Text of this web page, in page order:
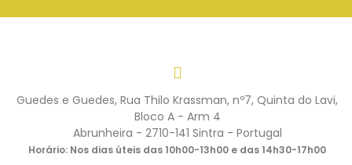
Guedes e Guedes, Rua Thilo Krassman, nº7, Quinta do Lavi,
Bloco A - Arm 4
Abrunheira - 2710-141 Sintra - Portugal
Horário: Nos dias úteis das 10h00-13h00 e das 14h30-17h00